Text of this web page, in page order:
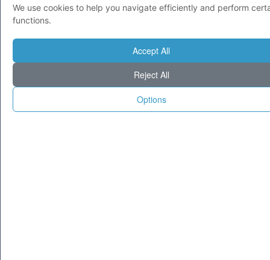
1 2 3 >>
EDITORI DI QUESTA CATEGORIA
We use cookies to help you navigate efficiently and perform
functions.
Accept All
Reject All
Options